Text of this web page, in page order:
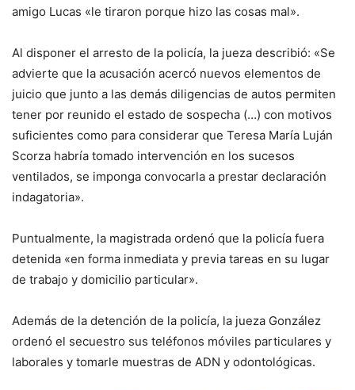
amigo Lucas «le tiraron porque hizo las cosas mal».
Al disponer el arresto de la policía, la jueza describió: «Se
advierte que la acusación acercó nuevos elementos de
juicio que junto a las demás diligencias de autos permiten
tener por reunido el estado de sospecha (…) con motivos
suficientes como para considerar que Teresa María Luján
Scorza habría tomado intervención en los sucesos
ventilados, se imponga convocarla a prestar declaración
indagatoria».
Puntualmente, la magistrada ordenó que la policía fuera
detenida «en forma inmediata y previa tareas en su lugar
de trabajo y domicilio particular».
Además de la detención de la policía, la jueza González
ordenó el secuestro sus teléfonos móviles particulares y
laborales y tomarle muestras de ADN y odontológicas.